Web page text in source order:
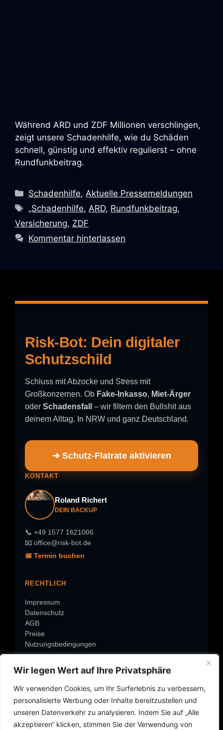
Wir legen Wert auf Ihre Privatsphäre
Wir verwenden Cookies, um Ihr Surferlebnis zu verbessern,
personalisierte Werbung oder Inhalte bereitzustellen und
unseren Datenverkehr zu analysieren. Indem Sie auf „Alle
akzeptieren“ klicken, stimmen Sie der Verwendung von
Während ARD und ZDF Millionen verschlingen,
zeigt unsere Schadenhilfe, wie du Schäden
schnell, günstig und effektiv regulierst – ohne
Rundfunkbeitrag.
Kategorien
Schadenhilfe, Aktuelle Pressemeldungen
Schlagwörter
„Schadenhilfe, ARD, Rundfunkbeitrag,
Versicherung, ZDF
Kommentar hinterlassen
Risk-Bot: Dein digitaler
Schutzschild
Schluss mit Abzocke und Stress mit
Großkonzernen. Ob Fake-Inkasso, Miet-Ärger
oder Schadensfall
– wir filtern den Bullshit aus
deinem Alltag. In NRW und ganz Deutschland.
➔ Schutz-Flatrate aktivieren
KONTAKT
Roland Richert
DEIN BACKUP
📞 +49 1577 1621006
📧 office@risk-bot.de
📅 Termin buchen
RECHTLICH
Impressum
Datenschutz
AGB
Preise
Nutzungsbedingungen
ÜBER RISK-BOT
Warum Risk-Bot?
Über Roland
Rolands-Check
Service-Center